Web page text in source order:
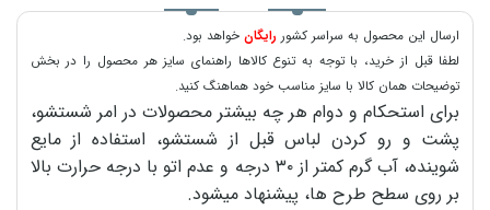
ارسال این محصول به سراسر کشور رایگانخواهد بود.
لطفا قبل از خرید، با توجه به تنوع کالاها راهنمای سایز هر محصول را در بخش
توضیحات همان کالا با سایز مناسب خود هماهنگ کنید.
برای استحکام و دوام هر چه بیشتر محصولات در امر شستشو،
پشت و رو کردن لباس قبل از شستشو، استفاده از مایع
شوینده، آب گرم کمتر از ۳۰ درجه و عدم اتو با درجه حرارت بالا
بر روی سطح طرح ها، پیشنهاد میشود.